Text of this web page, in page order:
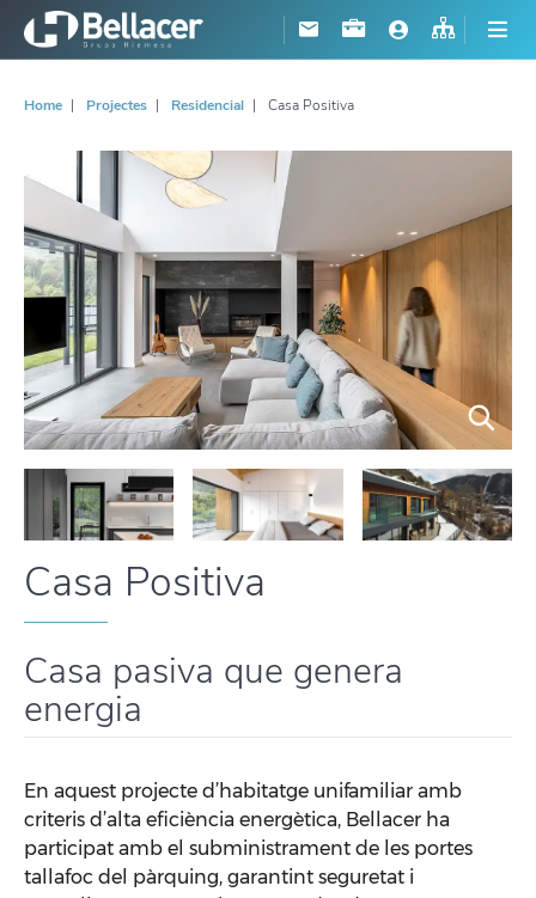
Home Projectes Residencial Casa Positiva
Casa Positiva
Casa pasiva que genera
energia
En aquest projecte d’habitatge unifamiliar amb
criteris d’alta eficiència energètica, Bellacer ha
participat amb el subministrament de les portes
tallafoc del pàrquing, garantint seguretat i